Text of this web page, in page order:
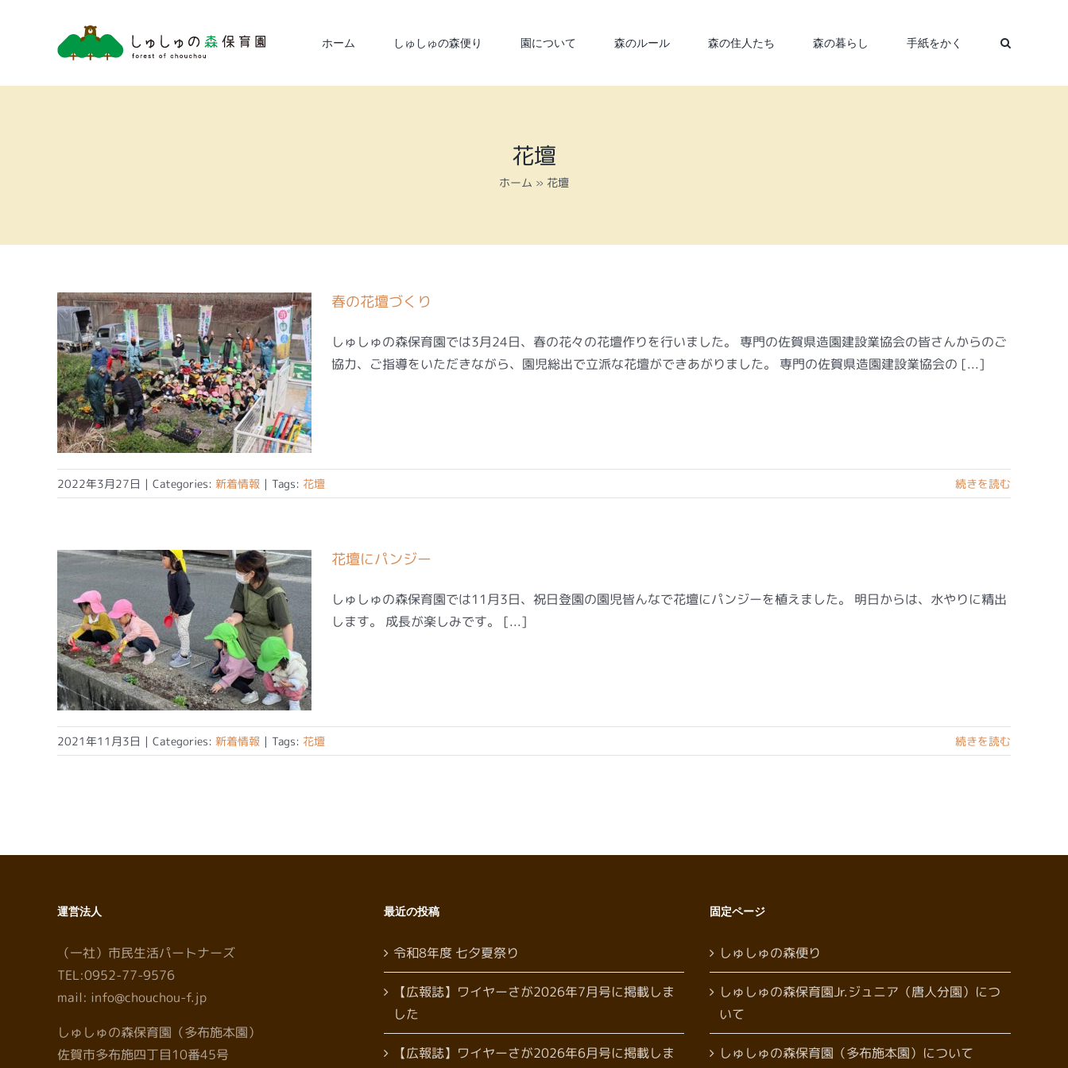
ホーム しゅしゅの森便り 園について 森のルール 森の住人たち 森の暮らし 手紙をかく
花壇
ホーム » 花壇
春の花壇づくり
しゅしゅの森保育園では3月24日、春の花々の花壇作りを行いました。 専門の佐賀県造園建設業協会の皆さんからのご
協力、ご指導をいただきながら、園児総出で立派な花壇ができあがりました。 専門の佐賀県造園建設業協会の [...]
2022年3月27日 | Categories: 新着情報 | Tags: 花壇 続きを読む
花壇にパンジー
しゅしゅの森保育園では11月3日、祝日登園の園児皆んなで花壇にパンジーを植えました。 明日からは、水やりに精出
します。 成長が楽しみです。 [...]
2021年11月3日 | Categories: 新着情報 | Tags: 花壇 続きを読む
運営法人
（一社）市民生活パートナーズ
TEL:0952-77-9576
mail: info@chouchou-f.jp
しゅしゅの森保育園（多布施本園）
佐賀市多布施四丁目10番45号
最近の投稿
令和8年度 七夕夏祭り
【広報誌】ワイヤーさが2026年7月号に掲載しま
した
【広報誌】ワイヤーさが2026年6月号に掲載しま
固定ページ
しゅしゅの森便り
しゅしゅの森保育園Jr.ジュニア（唐人分園）につ
いて
しゅしゅの森保育園（多布施本園）について